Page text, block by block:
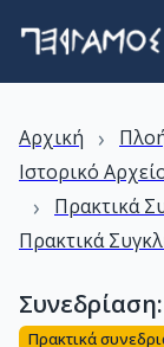
Αρχική ›
Ιστορικό
› Πρακτικά
Πρακτικά
Πρακτικά